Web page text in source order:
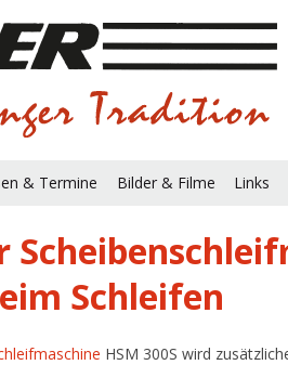
& Termine Bilder & Filme Links
Schleifen
HSM 300S wird